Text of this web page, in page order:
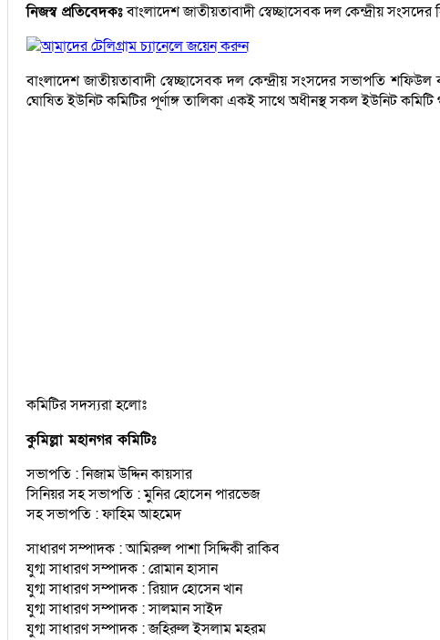
নিজস্ব প্রতিবেদকঃবাংলাদেশ জাতীয়তাবাদী স্বেচ্ছাসেবক দল কেন্দ্রীয়
আমাদের টেলিগ্রাম চ্যানেলে জয়েন করুন
বাংলাদেশ জাতীয়তাবাদী স্বেচ্ছাসেবক দল কেন্দ্রীয় সংসদের সভাপতি
ঘোষিত ইউনিট কমিটির পূর্ণাঙ্গ তালিকা একই সাথে অধীনস্থ সকল ইউনিট কমিটি
কমিটির সদস্যরা হলোঃ
কুমিল্লা মহানগর কমিটিঃ
সভাপতি : নিজাম উদ্দিন কায়সার
সিনিয়র সহ সভাপতি : মুনির হোসেন পারভেজ
সহ সভাপতি : ফাহিম আহমেদ
সাধারণ সম্পাদক : আমিরুল পাশা সিদ্দিকী রাকিব
যুগ্ম সাধারণ সম্পাদক : রোমান হাসান
যুগ্ম সাধারণ সম্পাদক : রিয়াদ হোসেন খান
যুগ্ম সাধারণ সম্পাদক : সালমান সাইদ
যুগ্ম সাধারণ সম্পাদক : জহিরুল ইসলাম মহরম